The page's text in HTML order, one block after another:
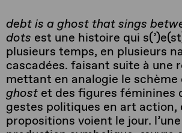
debt is a ghost that sings
dots est une histoire qui
plusieurs temps, en plusieurs
cascadées. faisant suite à une
mettant en analogie le schème
ghost et des figures féminines
gestes politiques en art action,
propositions voient le jour.